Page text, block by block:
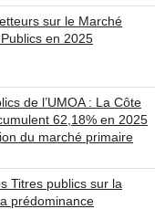
sur le Marché
en 2025
de l’UMOA : La Côte
62,18% en 2025
du marché primaire
Titres publics sur la
prédominance